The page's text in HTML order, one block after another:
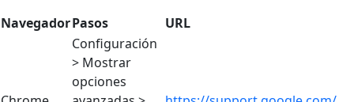
NavegadorPasos URL
Configuración
> Mostrar
opciones